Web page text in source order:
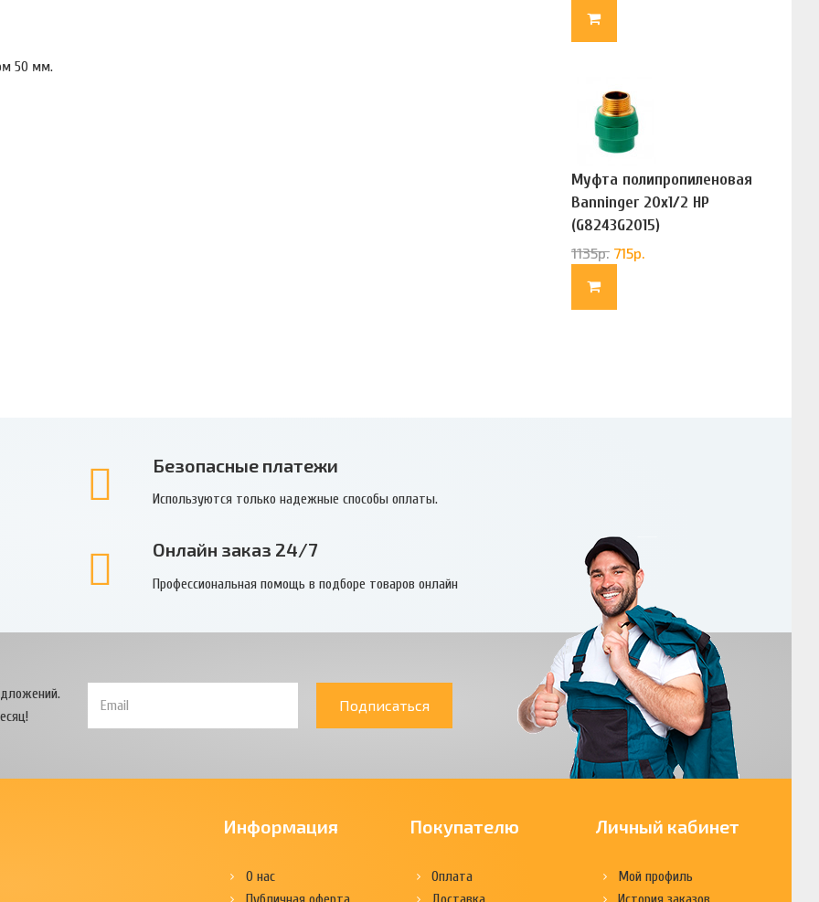
50 мм.
Муфта полипропиленовая
Banninger 20х1/2 НР
(G8243G2015)
1135р. 715р.
Безопасные платежи
Используются только надежные способы оплаты.
Онлайн заказ 24/7
Профессиональная помощь в подборе товаров онлайн
Подписаться
Информация
О нас
Покупателю
Оплата
Личный кабинет
Мой профиль